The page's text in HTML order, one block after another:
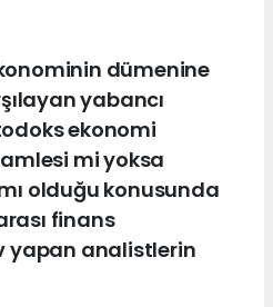
dümenine
yabancı
ekonomi
mi yoksa
olduğu konusunda
finans
yapan analistlerin